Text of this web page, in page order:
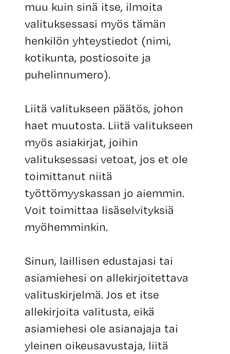
muu kuin sinä itse, ilmoita
valituksessasi myös tämän
henkilön yhteystiedot (nimi,
kotikunta, postiosoite ja
puhelinnumero).
Liitä valitukseen päätös, johon
haet muutosta. Liitä valitukseen
myös asiakirjat, joihin
valituksessasi vetoat, jos et ole
toimittanut niitä
työttömyyskassan jo aiemmin.
Voit toimittaa lisäselvityksiä
myöhemminkin.
Sinun, laillisen edustajasi tai
asiamiehesi on allekirjoitettava
valituskirjelmä. Jos et itse
allekirjoita valitusta, eikä
asiamiehesi ole asianajaja tai
yleinen oikeusavustaja, liitä